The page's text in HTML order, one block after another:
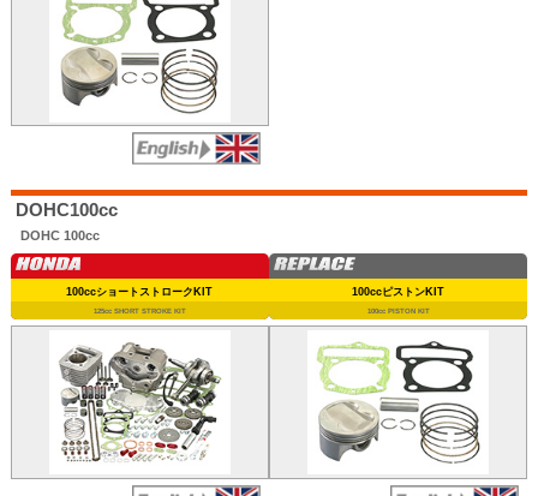
DOHC100cc
DOHC 100cc
100ccショートストロークKIT
125cc SHORT STROKE KIT
100ccピストンKIT
100cc PISTON KIT